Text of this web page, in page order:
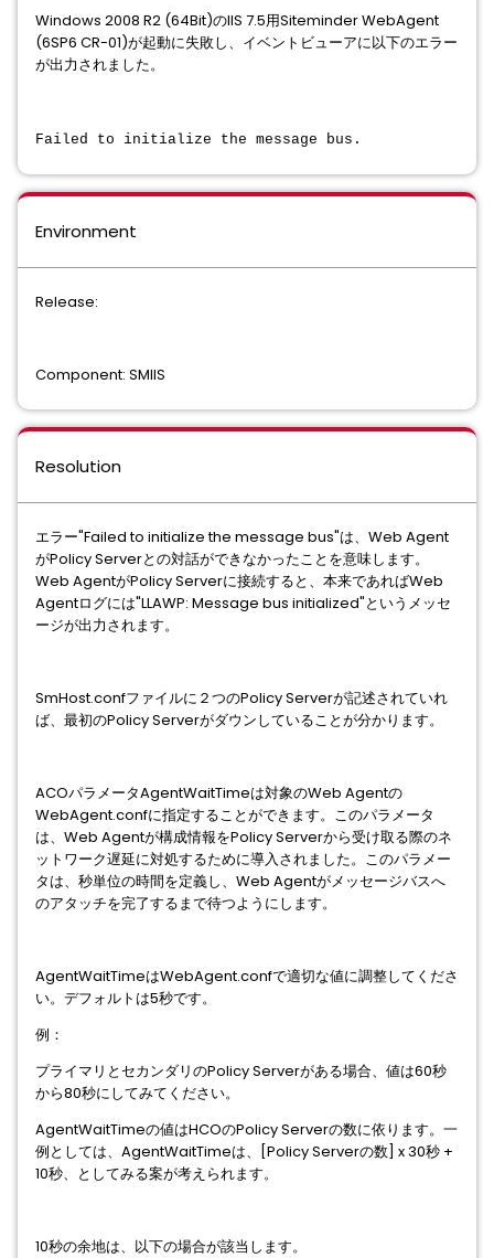
Windows 2008 R2 (64Bit)のIIS 7.5用Siteminder WebAgent
(6SP6 CR-01)が起動に失敗し、イベントビューアに以下のエラー
が出力されました。
Failed to initialize the message bus.
Environment
Release:
Component: SMIIS
Resolution
エラー"Failed to initialize the message bus"は、Web Agent
がPolicy Serverとの対話ができなかったことを意味します。
Web AgentがPolicy Serverに接続すると、本来であればWeb
Agentログには"LLAWP: Message bus initialized"というメッセ
ージが出力されます。
SmHost.confファイルに２つのPolicy Serverが記述されていれ
ば、最初のPolicy Serverがダウンしていることが分かります。
ACOパラメータAgentWaitTimeは対象のWeb Agentの
WebAgent.confに指定することができます。このパラメータ
は、Web Agentが構成情報をPolicy Serverから受け取る際のネ
ットワーク遅延に対処するために導入されました。このパラメー
タは、秒単位の時間を定義し、Web Agentがメッセージバスへ
のアタッチを完了するまで待つようにします。
AgentWaitTimeはWebAgent.confで適切な値に調整してくださ
い。デフォルトは5秒です。
例：
プライマリとセカンダリのPolicy Serverがある場合、値は60秒
から80秒にしてみてください。
AgentWaitTimeの値はHCOのPolicy Serverの数に依ります。一
例としては、AgentWaitTimeは、[Policy Serverの数] x 30秒 +
10秒、としてみる案が考えられます。
10秒の余地は、以下の場合が該当します。